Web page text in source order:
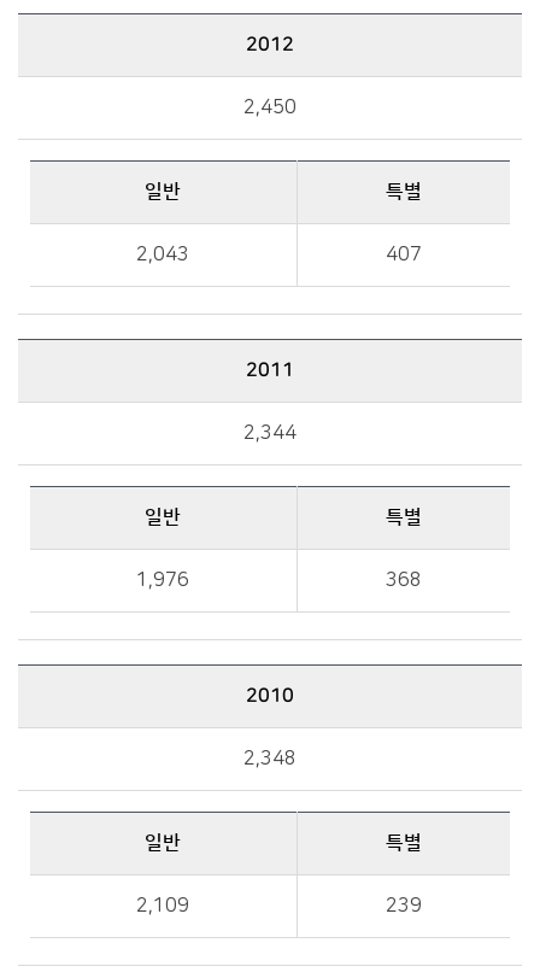
2012
2,450
일반 특별
2,043 407
2011
2,344
일반 특별
1,976 368
2010
2,348
일반 특별
2,109 239